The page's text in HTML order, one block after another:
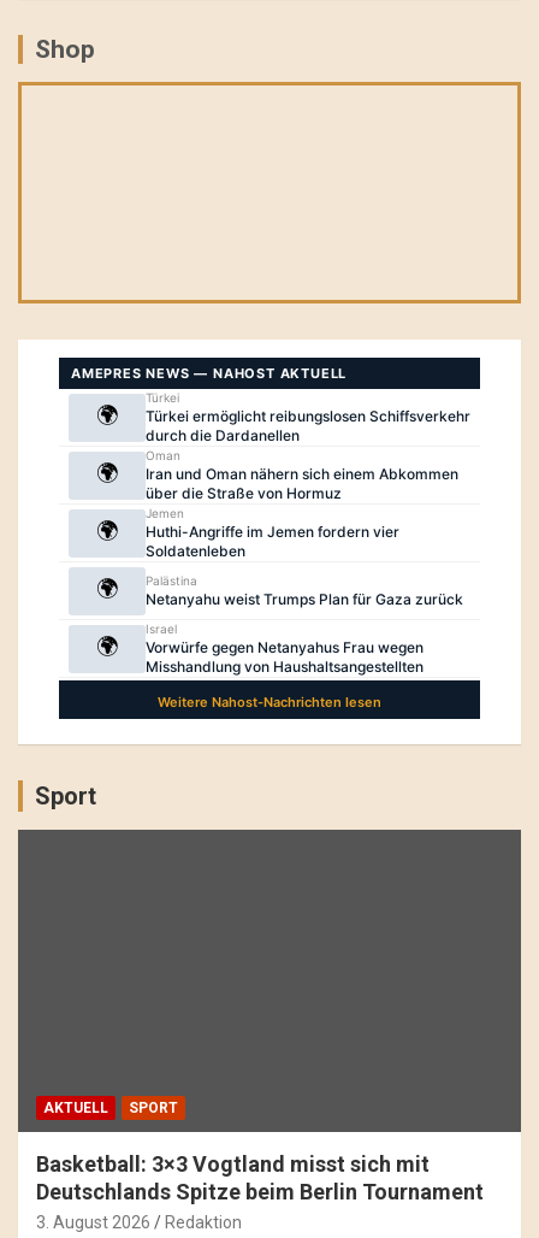
Shop
Sport
AKTUELL SPORT
Basketball: 3×3 Vogtland misst sich mit
Deutschlands Spitze beim Berlin Tournament
3. August 2026 Redaktion